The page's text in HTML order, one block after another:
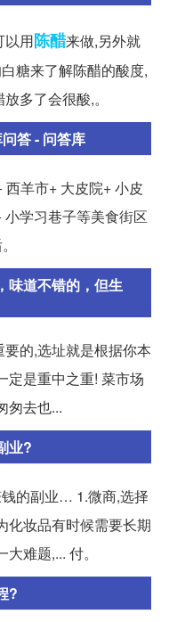
以用陈醋来做,另外就
糖来了解陈醋的酸度,
多了会很酸,。
答 - 问答库
羊市+ 大皮院+ 小皮
学习巷子等美食街区
味道不错的，但生
的,选址就是根据你本
定是重中之重! 菜市场
匆去也...
业?
的副业… 1.微商,选择
化妆品有时候需要长期
难题,... 付。
?